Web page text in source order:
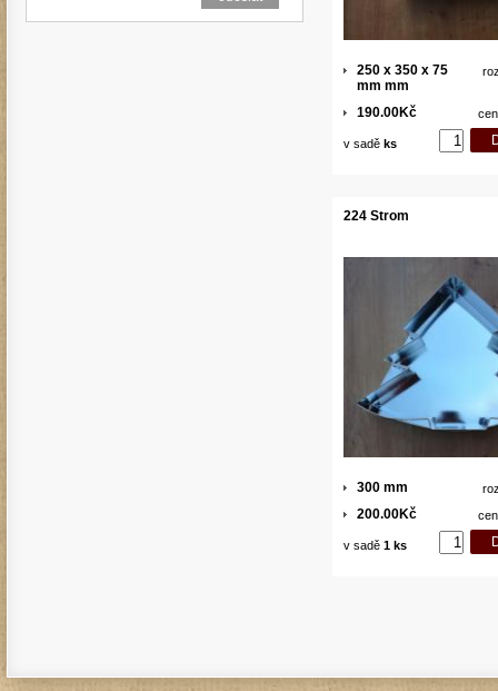
250 x 350 x 75
mm mm
190.00Kč
v sadě ks
224 Strom
300 mm
200.00Kč
v sadě 1 ks